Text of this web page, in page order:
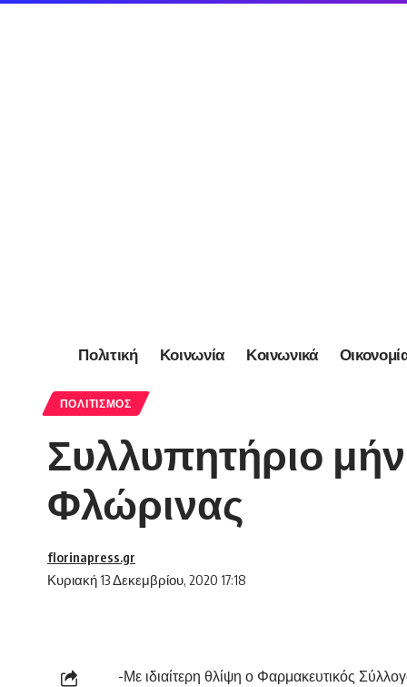
Πολιτική Κοινωνία Κοινωνικά
ΠΟΛΙΤΙΣΜΌΣ
Συλλυπητήριο
Φλώρινας
Κυριακή 13 Δεκεμβρίου, 2020 17:18
florinapress.gr
-Με ιδιαίτερη θλίψη ο Φαρμακευτικός